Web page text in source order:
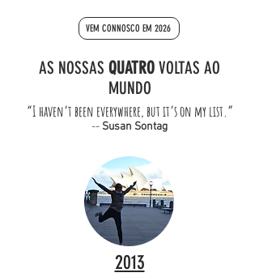
VEM CONNOSCO EM 2026
AS NOSSAS QUATRO VOLTAS AO
MUNDO
“I haven’t been everywhere, but it’s on my list.”
-- Susan Sontag
2013